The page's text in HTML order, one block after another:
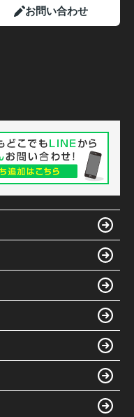
お問い合わせ